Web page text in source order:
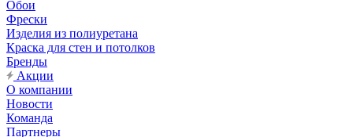
Обои
Фрески
Изделия из полиуретана
Краска для стен и потолков
Бренды
Акции
О компании
Новости
Команда
Партнеры